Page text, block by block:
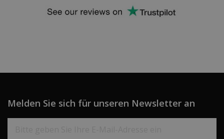
Melden Sie sich für unseren Newsletter an